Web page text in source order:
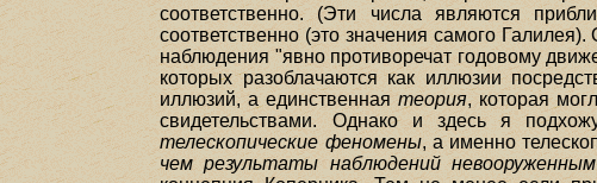
соответственно. (Эти числа являются
соответственно (это значения самого
наблюдения "явно противоречат годовому
которых разоблачаются как иллюзии
иллюзий, а единственная теория, которая
свидетельствами. Однако и здесь я
телескопические феномены, а именно
чем результаты наблюдений